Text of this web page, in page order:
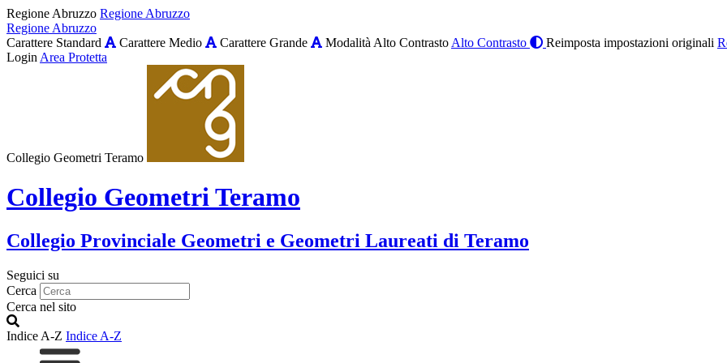
Regione Abruzzo Regione Abruzzo
Regione Abruzzo
Carattere Standard
Carattere Medio Carattere Grande Modalità Alto Contrasto Alto Contrasto Reimposta impostazioni originali
Login Area Protetta
Collegio Geometri Teramo
Collegio Geometri Teramo
Collegio Provinciale Geometri e Geometri Laureati di Teramo
Seguici su
Cerca
Cerca nel sito
Indice A-Z Indice A-Z